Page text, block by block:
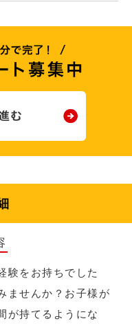
験をお持ちでした
ませんか？お子様が
が持てるようにな